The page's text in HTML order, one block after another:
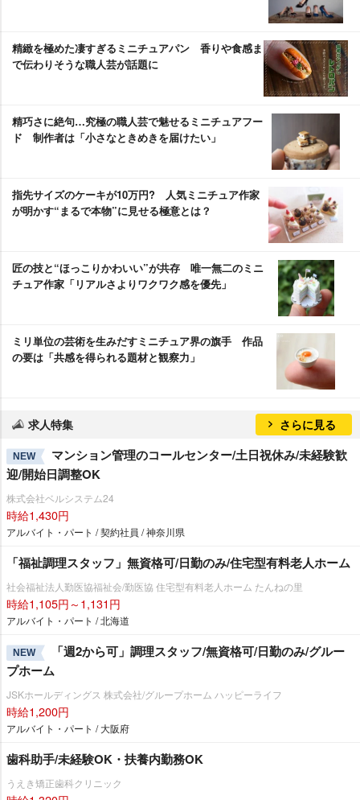
精緻を極めた凄すぎるミニチュアパン 香りや食感ま
で伝わりそうな職人芸が話題に
精巧さに絶句…究極の職人芸で魅せるミニチュアフー
ド 制作者は「小さなときめきを届けたい」
指先サイズのケーキが10万円? 人気ミニチュア作家
が明かす“まるで本物”に見せる極意とは？
匠の技と“ほっこりかわいい”が共存 唯一無二のミニ
チュア作家「リアルさよりワクワク感を優先」
ミリ単位の芸術を生みだすミニチュア界の旗手 作品
の要は「共感を得られる題材と観察力」
求人特集 さらに見る
NEW
マンション管理のコールセンター/土日祝休み/未経験歓
迎/開始日調整OK
株式会社ベルシステム24
時給1,430円
アルバイト・パート / 契約社員 / 神奈川県
「福祉調理スタッフ」無資格可/日勤のみ/住宅型有料老人ホーム
社会福祉法人勤医協福祉会/勤医協 住宅型有料老人ホーム たんねの里
時給1,105円～1,131円
アルバイト・パート / 北海道
NEW
「週2から可」調理スタッフ/無資格可/日勤のみ/グルー
プホーム
JSKホールディングス 株式会社/グループホーム ハッピーライフ
時給1,200円
アルバイト・パート / 大阪府
歯科助手/未経験OK・扶養内勤務OK
うえき矯正歯科クリニック